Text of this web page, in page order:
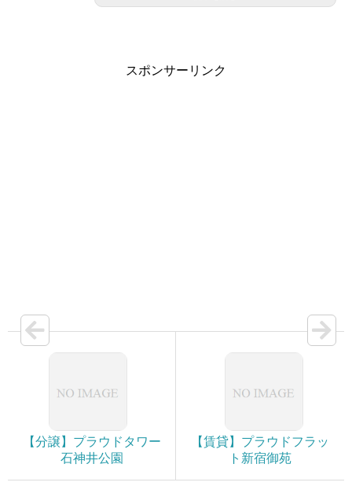
スポンサーリンク
【分譲】プラウドタワー
石神井公園
【賃貸】プラウドフラッ
ト新宿御苑